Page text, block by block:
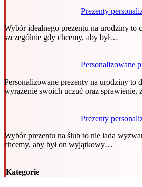
Prezenty
Wybór idealnego prezentu na urodziny to
szczególnie gdy chcemy, aby był…
Personalizowane
Personalizowane prezenty na urodziny to
wyrażenie swoich uczuć oraz sprawienie,
Prezenty
Wybór prezentu na ślub to nie lada
chcemy, aby był on wyjątkowy…
Kategorie